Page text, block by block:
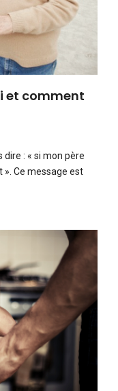
et comment
: « si mon père
». Ce message est